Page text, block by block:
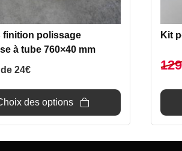
finition polissage
à tube 760×40 mm
de24€
des options
Kit
129